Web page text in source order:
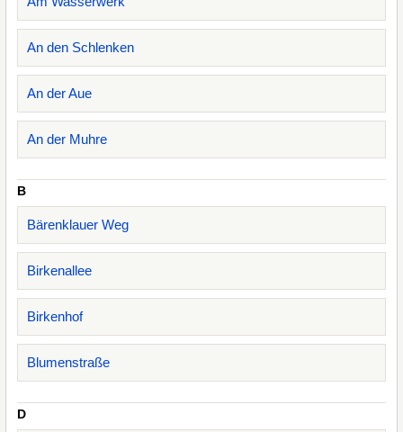
An den Schlenken
An der Aue
An der Muhre
B
Bärenklauer Weg
Birkenallee
Birkenhof
Blumenstraße
D